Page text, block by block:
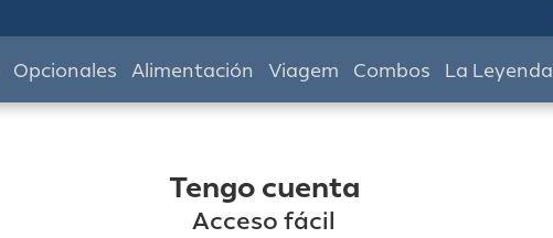
Opcionales Alimentación Viagem Combos La Leyenda
Tengo cuenta
Acceso fácil